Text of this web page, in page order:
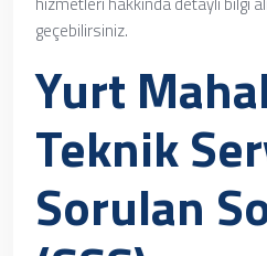
geçebilirsiniz.
Yurt
Teknik
Sorulan